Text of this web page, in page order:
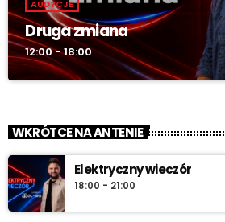
AUDYCJE
Druga zmiana
12:00 - 18:00
WKRÓTCE NA ANTENIE
Elektryczny wieczór
18:00 - 21:00